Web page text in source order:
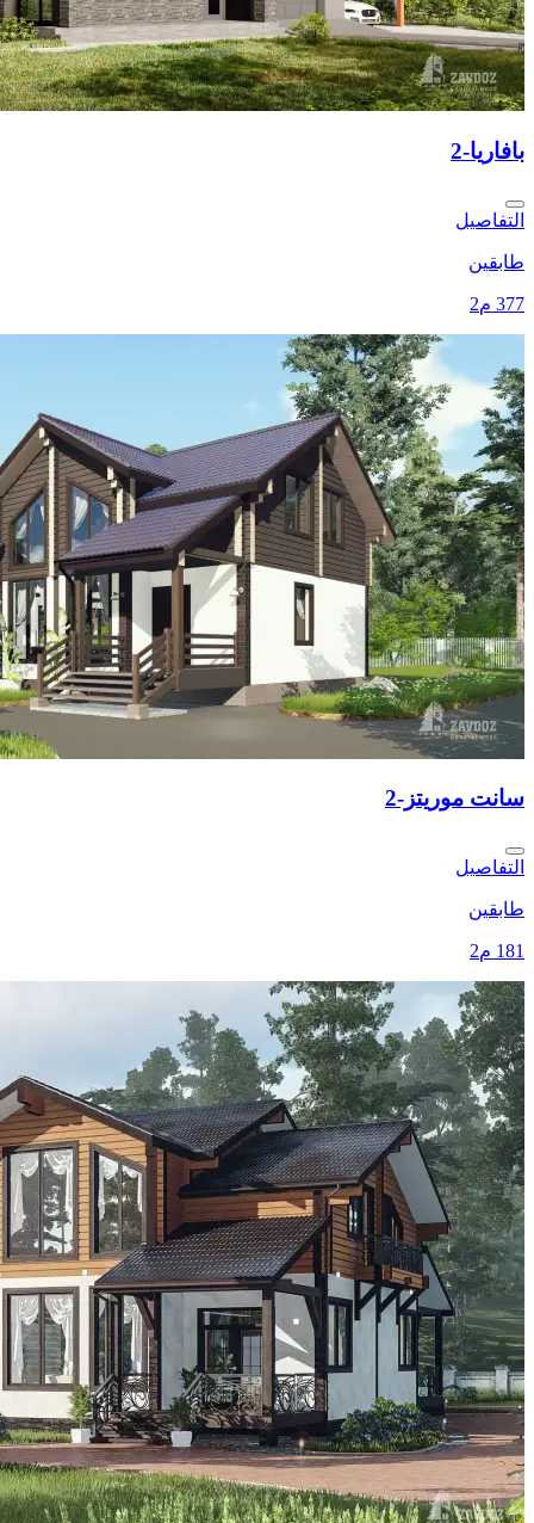
بافاريا-2
التفاصيل
طابقين
377 م2
سانت موريتز-2
التفاصيل
طابقين
181 م2